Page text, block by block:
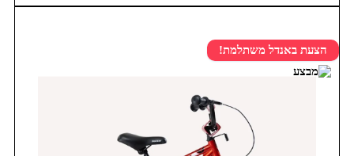
הצעת באנדל משתלמת!